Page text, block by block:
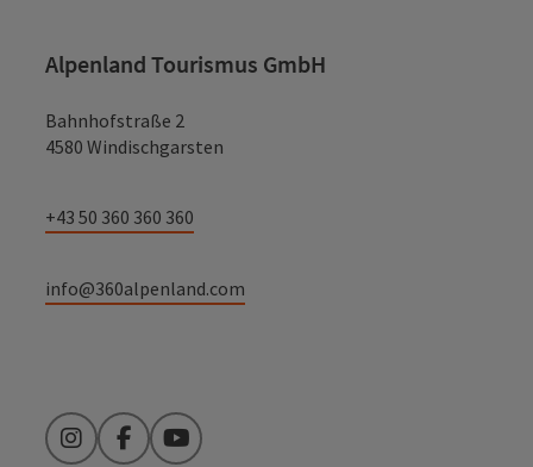
Alpenland Tourismus GmbH
Bahnhofstraße 2
4580 Windischgarsten
+43 50 360 360 360
info@360alpenland.com
InstagramFacebookYouTube